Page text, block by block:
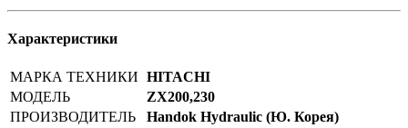
Характеристики
МАРКА ТЕХНИКИ HITACHI
МОДЕЛЬ
ZX200,230
ПРОИЗВОДИТЕЛЬ
Handok Hydraulic (Ю. Корея)